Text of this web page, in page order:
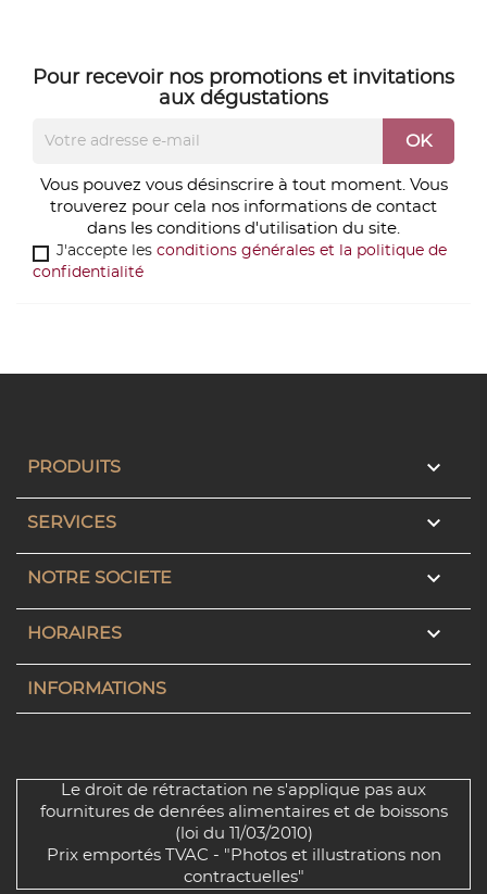
Pour recevoir nos promotions et invitations
aux dégustations
Vous pouvez vous désinscrire à tout moment. Vous
trouverez pour cela nos informations de contact
dans les conditions d'utilisation du site.
J'accepte les conditions générales et la politique de
confidentialité
PRODUITS 
SERVICES 
NOTRE SOCIETE 
HORAIRES 
INFORMATIONS
Le droit de rétractation ne s'applique pas aux
fournitures de denrées alimentaires et de boissons
(loi du 11/03/2010)
Prix emportés TVAC - "Photos et illustrations non
contractuelles"